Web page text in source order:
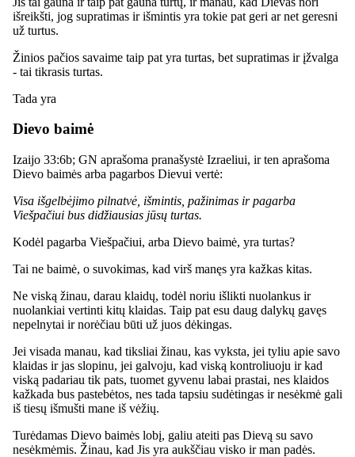
išreikšti, jog supratimas ir išmintis yra tokie pat geri ar net geresni
už turtus.
Žinios pačios savaime taip pat yra turtas, bet supratimas ir įžvalga
- tai tikrasis turtas.
Tada yra
Dievo baimė
Izaijo 33:6b; GN aprašoma pranašystė Izraeliui, ir ten aprašoma
Dievo baimės arba pagarbos Dievui vertė:
Visa išgelbėjimo pilnatvė, išmintis, pažinimas ir pagarba
Viešpačiui bus didžiausias jūsų turtas.
Kodėl pagarba Viešpačiui, arba Dievo baimė, yra turtas?
Tai ne baimė, o suvokimas, kad virš manęs yra kažkas kitas.
Ne viską žinau, darau klaidų, todėl noriu išlikti nuolankus ir
nuolankiai vertinti kitų klaidas. Taip pat esu daug dalykų gavęs
nepelnytai ir norėčiau būti už juos dėkingas.
Jei visada manau, kad tiksliai žinau, kas vyksta, jei tyliu apie savo
klaidas ir jas slopinu, jei galvoju, kad viską kontroliuoju ir kad
viską padariau tik pats, tuomet gyvenu labai prastai, nes klaidos
kažkada bus pastebėtos, nes tada tapsiu sudėtingas ir nesėkmė gali
iš tiesų išmušti mane iš vėžių.
Turėdamas Dievo baimės lobį, galiu ateiti pas Dievą su savo
nesėkmėmis. Žinau, kad Jis yra aukščiau visko ir man padės.